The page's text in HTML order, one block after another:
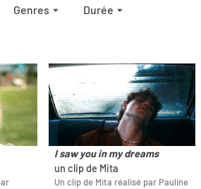
Genres Durée
I saw you in my dreams
un clip de Mita
Un clip de Mita réalisé par Pauline